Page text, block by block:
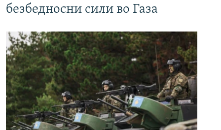
безбедносни сили во Газа